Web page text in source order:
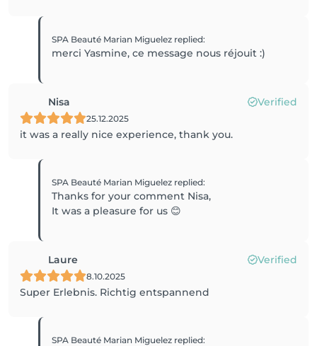
SPA Beauté Marian Miguelez replied:
merci Yasmine, ce message nous réjouit :)
Nisa Verified
25.12.2025
it was a really nice experience, thank you.
SPA Beauté Marian Miguelez replied:
Thanks for your comment Nisa,
It was a pleasure for us 😊
Laure Verified
8.10.2025
Super Erlebnis. Richtig entspannend
SPA Beauté Marian Miguelez replied: